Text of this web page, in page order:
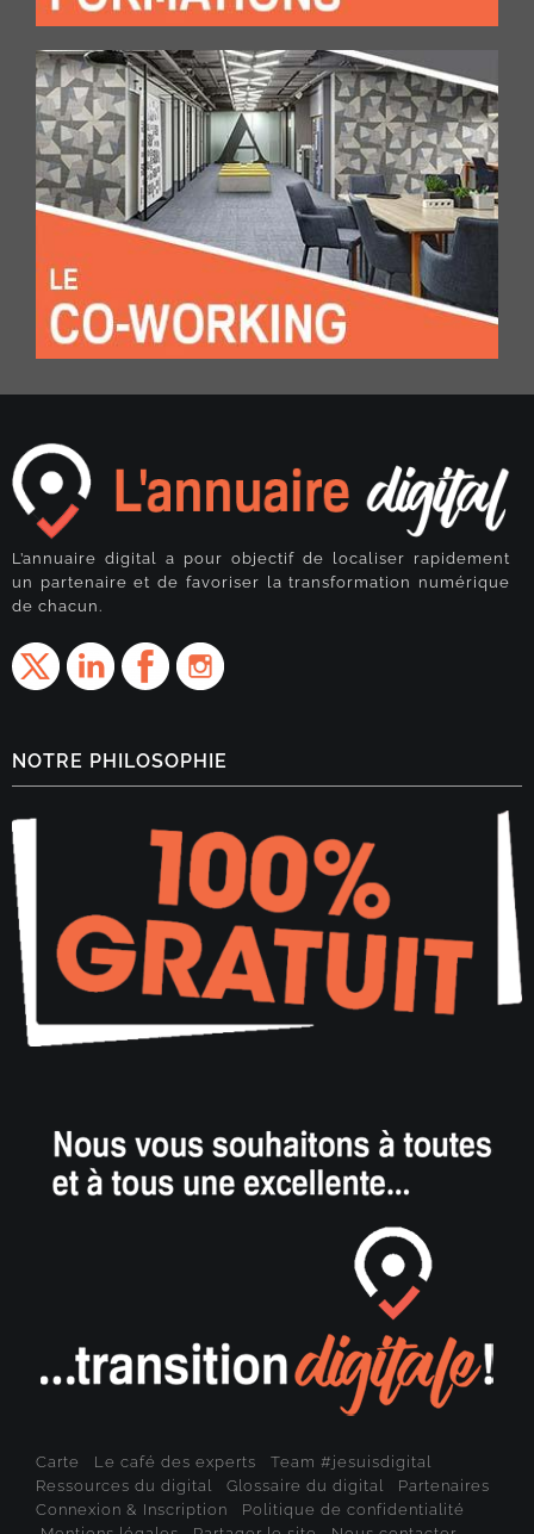
L’annuaire digital a pour objectif de localiser rapidement
un partenaire et de favoriser la transformation numérique
de chacun.
NOTRE PHILOSOPHIE
Carte Le café des experts
Team #jesuisdigital
Ressources du digital
Glossaire du digital
Partenaires
Connexion & Inscription
Politique de confidentialité